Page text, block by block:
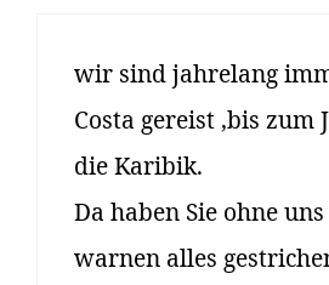
wir sind jahrelang
Costa gereist ,bis zum
die Karibik.
Da haben Sie ohne
warnen alles